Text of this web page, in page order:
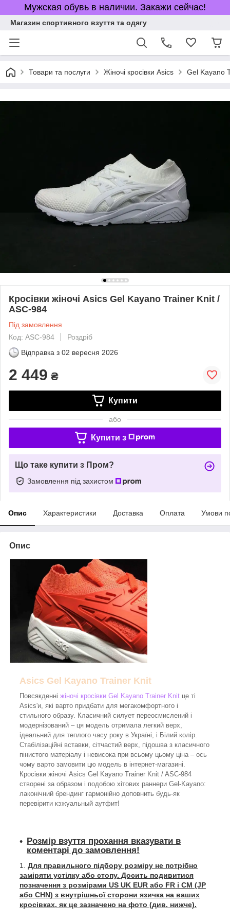
Мужская обувь в наличии. Закажи сейчас!
Магазин спортивного взуття та одягу
Товари та послуги Жіночі кросівки Asics Gel Kayano
Кросівки жіночі Asics Gel Kayano Trainer Knit /
ASC-984
Під замовлення
Код: ASC-984
Роздріб
Відправка з 02 вересня 2026
2 449 ₴
Купити
або
Купити з
Що таке купити з Пром?
Замовлення під захистом
Опис Характеристики Доставка Оплата Умови
Опис
Asics Gel Kayano Trainer Knit
Повсякденні жіночі кросівки Gel Kayano Trainer Knit це ті
Asics'и, які варто придбати для мегакомфортного і
стильного образу. Класичний силует переосмислений і
модернізований – ця модель отримала легкий верх,
ідеальний для теплого часу року в Україні, і Білий колір.
Стабілізаційні вставки, сітчастий верх, підошва з класичного
пінистого матеріалу і невисока при всьому цьому ціна – ось
чому варто замовити цю модель в інтернет-магазині.
Кросівки жіночі Asics Gel Kayano Trainer Knit / ASC-984
створені за образом і подобою хітових раннери Gel-Kayano:
лаконічний брендинг гармонійно доповнить будь-як
перевірити кэжуальный аутфит!
Розмір взуття прохання вказувати в
коментарі до замовлення!
Для правильного підбору розміру не потрібно
заміряти устілку або стопу. Досить подивитися
позначення з розмірами US UK EUR або FR і СМ (JP
або CHN) з внутрішньої сторони язичка на ваших
кросівках, як це зазначено на фото (див. нижче).